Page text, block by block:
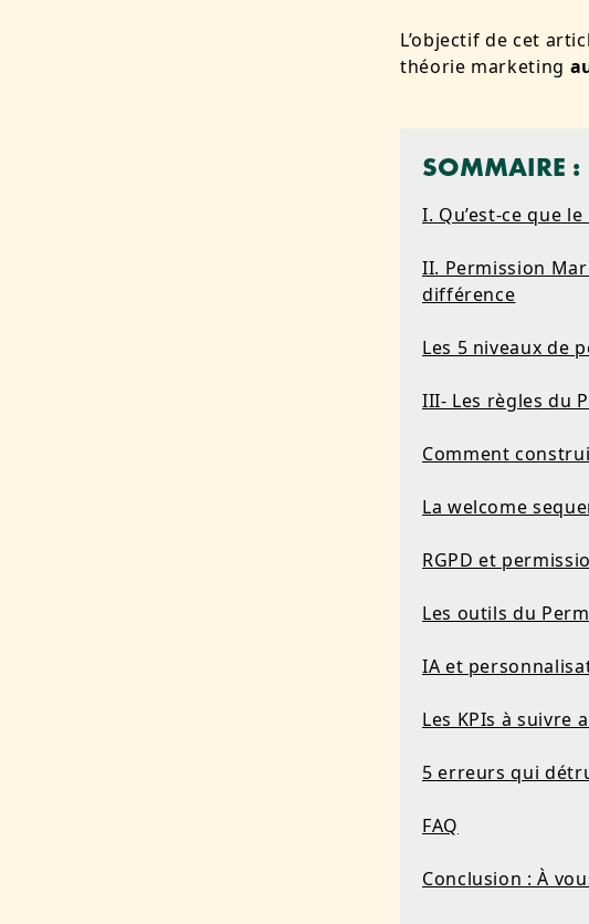
L’objectif de cet
théorie marketing
SOMMAIRE :
I. Qu’est-ce que
II. Permission
différence
Les 5 niveaux de
III- Les règles du
Comment
La welcome
RGPD et
Les outils du
IA et
Les KPIs à suivre
5 erreurs qui
FAQ
Conclusion : À